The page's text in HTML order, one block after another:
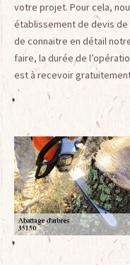
votre projet. Pour cela,
établissement de devis
de connaitre en détail
faire, la durée de
est à recevoir